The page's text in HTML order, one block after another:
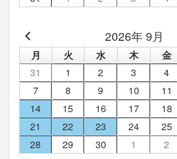
2026年 9月
月 火 水 木 金
31
1 2 3 4
7
8 9 10 11
14
15 16 17 18
21
22 23 24 25
28
29 30 1 2